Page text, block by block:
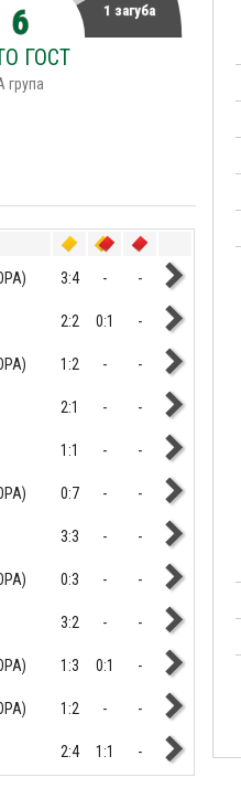
1 загуба
6
ГОСТ
група
3:4 - -
2:2 0:1 -
1:2 - -
2:1 - -
1:1 - -
0:7 - -
3:3 - -
0:3 - -
3:2 - -
1:3 0:1 -
1:2 - -
2:4 1:1 -